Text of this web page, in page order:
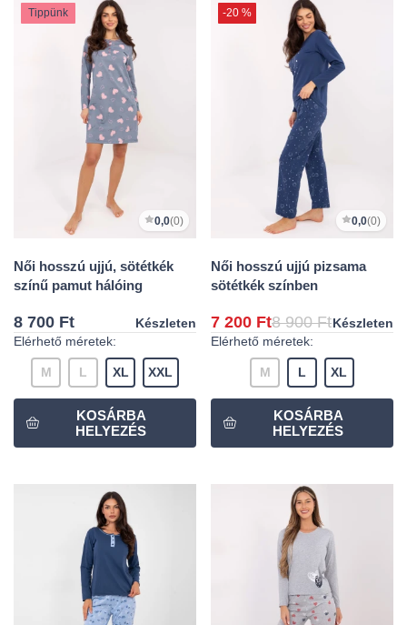
Tippünk
0,0(0)
Női hosszú ujjú, sötétkék
színű pamut hálóing
8 700 Ft
Készleten
Elérhető méretek:
M L XL XXL
-20 %
0,0(0)
Női hosszú ujjú pizsama
sötétkék színben
7 200 Ft8 900 FtKészleten
Elérhető méretek:
M L XL